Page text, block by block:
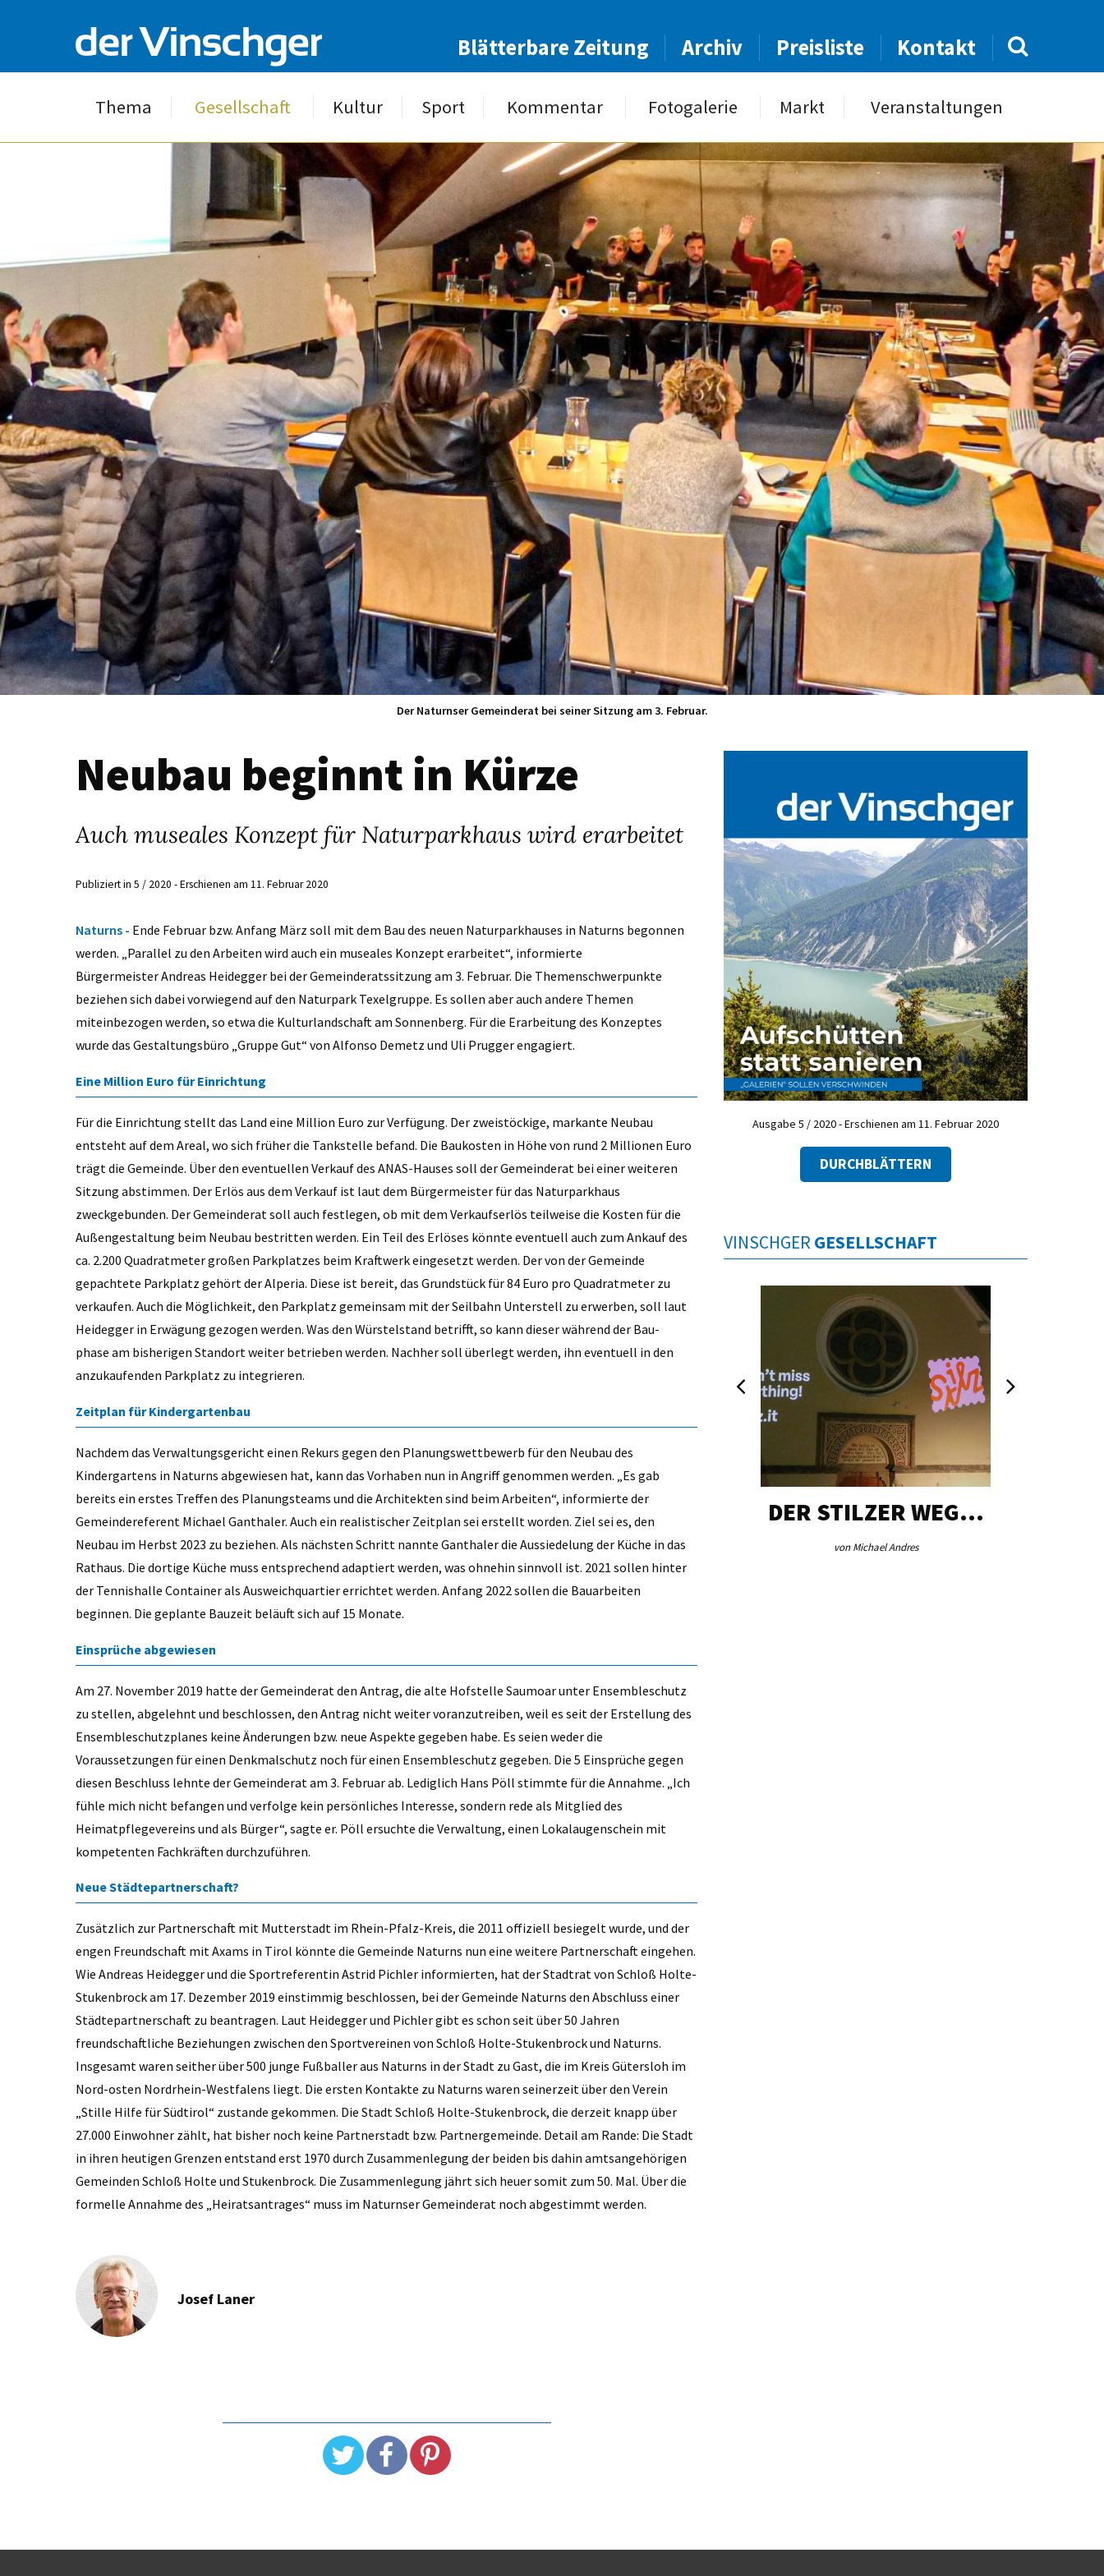
Blätterbare Zeitung Archiv Preisliste Kontakt
Thema Gesellschaft Kultur Sport Kommentar Fotogalerie Markt Veranstaltungen
Der Naturnser Gemeinderat bei seiner Sitzung am 3. Februar.
Neubau beginnt in Kürze
Auch museales Konzept für Naturparkhaus wird erarbeitet
Publiziert in 5 / 2020 - Erschienen am 11. Februar 2020
Naturns - Ende Februar bzw. Anfang März soll mit dem Bau des neuen Naturparkhauses in Naturns begonnen
werden. „Parallel zu den Arbeiten wird auch ein museales Konzept erarbeitet“, informierte
Bürgermeister Andreas Heidegger bei der Gemeinderatssitzung am 3. Februar. Die Themenschwerpunkte
beziehen sich dabei vorwiegend auf den Naturpark Texelgruppe. Es sollen aber auch andere Themen
miteinbezogen werden, so etwa die Kulturlandschaft am Sonnenberg. Für die Erarbeitung des Konzeptes
wurde das Gestaltungsbüro „Gruppe Gut“ von Alfonso Demetz und Uli Prugger engagiert.
Eine Million Euro für Einrichtung
Für die Einrichtung stellt das Land eine Million Euro zur Verfügung. Der zweistöckige, markante Neubau
entsteht auf dem Areal, wo sich früher die Tankstelle befand. Die Baukosten in Höhe von rund 2 Millionen Euro
trägt die Gemeinde. Über den eventuellen Verkauf des ANAS-Hauses soll der Gemeinderat bei einer weiteren
Sitzung abstimmen. Der Erlös aus dem Verkauf ist laut dem Bürgermeister für das Naturparkhaus
zweckgebunden. Der Gemeinderat soll auch festlegen, ob mit dem Verkaufserlös teilweise die Kosten für die
Außengestaltung beim Neubau bestritten werden. Ein Teil des Erlöses könnte eventuell auch zum Ankauf des
ca. 2.200 Quadratmeter großen Parkplatzes beim Kraftwerk eingesetzt werden. Der von der Gemeinde
gepachtete Parkplatz gehört der Alperia. Diese ist bereit, das Grundstück für 84 Euro pro Quadratmeter zu
verkaufen. Auch die Möglichkeit, den Parkplatz gemeinsam mit der Seilbahn Unterstell zu erwerben, soll laut
Heidegger in Erwägung gezogen werden. Was den Würstelstand betrifft, so kann dieser während der Bau-
phase am bisherigen Standort weiter betrieben werden. Nachher soll überlegt werden, ihn eventuell in den
anzukaufenden Parkplatz zu integrieren.
Zeitplan für Kindergartenbau
Nachdem das Verwaltungsgericht einen Rekurs gegen den Planungswettbewerb für den Neubau des
Kindergartens in Naturns abgewiesen hat, kann das Vorhaben nun in Angriff genommen werden. „Es gab
bereits ein erstes Treffen des Planungsteams und die Architekten sind beim Arbeiten“, informierte der
Gemeindereferent Michael Ganthaler. Auch ein realistischer Zeitplan sei erstellt worden. Ziel sei es, den
Neubau im Herbst 2023 zu beziehen. Als nächsten Schritt nannte Ganthaler die Aussiedelung der Küche in das
Rathaus. Die dortige Küche muss entsprechend adaptiert werden, was ohnehin sinnvoll ist. 2021 sollen hinter
der Tennishalle Container als Ausweichquartier errichtet werden. Anfang 2022 sollen die Bauarbeiten
beginnen. Die geplante Bauzeit beläuft sich auf 15 Monate.
Einsprüche abgewiesen
Am 27. November 2019 hatte der Gemeinderat den Antrag, die alte Hofstelle Saumoar unter Ensembleschutz
zu stellen, abgelehnt und beschlossen, den Antrag nicht weiter voranzutreiben, weil es seit der Erstellung des
Ensembleschutzplanes keine Änderungen bzw. neue Aspekte gegeben habe. Es seien weder die
Voraussetzungen für einen Denkmalschutz noch für einen Ensembleschutz gegeben. Die 5 Einsprüche gegen
diesen Beschluss lehnte der Gemeinderat am 3. Februar ab. Lediglich Hans Pöll stimmte für die Annahme. „Ich
fühle mich nicht befangen und verfolge kein persönliches Interesse, sondern rede als Mitglied des
Heimatpflegevereins und als Bürger“, sagte er. Pöll ersuchte die Verwaltung, einen Lokalaugenschein mit
kompetenten Fachkräften durchzuführen.
Neue Städtepartnerschaft?
Zusätzlich zur Partnerschaft mit Mutterstadt im Rhein-Pfalz-Kreis, die 2011 offiziell besiegelt wurde, und der
engen Freundschaft mit Axams in Tirol könnte die Gemeinde Naturns nun eine weitere Partnerschaft eingehen.
Wie Andreas Heidegger und die Sportreferentin Astrid Pichler informierten, hat der Stadtrat von Schloß Holte-
Stukenbrock am 17. Dezember 2019 einstimmig beschlossen, bei der Gemeinde Naturns den Abschluss einer
Städtepartnerschaft zu beantragen. Laut Heidegger und Pichler gibt es schon seit über 50 Jahren
freundschaftliche Beziehungen zwischen den Sportvereinen von Schloß Holte-Stukenbrock und Naturns.
Insgesamt waren seither über 500 junge Fußballer aus Naturns in der Stadt zu Gast, die im Kreis Gütersloh im
Nord-osten Nordrhein-Westfalens liegt. Die ersten Kontakte zu Naturns waren seinerzeit über den Verein
„Stille Hilfe für Südtirol“ zustande gekommen. Die Stadt Schloß Holte-Stukenbrock, die derzeit knapp über
27.000 Einwohner zählt, hat bisher noch keine Partnerstadt bzw. Partnergemeinde. Detail am Rande: Die Stadt
in ihren heutigen Grenzen entstand erst 1970 durch Zusammenlegung der beiden bis dahin amtsangehörigen
Gemeinden Schloß Holte und Stukenbrock. Die Zusammenlegung jährt sich heuer somit zum 50. Mal. Über die
formelle Annahme des „Heiratsantrages“ muss im Naturnser Gemeinderat noch abgestimmt werden.
Josef Laner
Ausgabe 5 / 2020 - Erschienen am 11. Februar 2020
DURCHBLÄTTERN
VINSCHGER GESELLSCHAFT
DER STILZER WEG…
von Michael Andres